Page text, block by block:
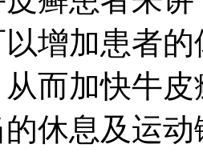
增加患者
而加快牛
休息及运